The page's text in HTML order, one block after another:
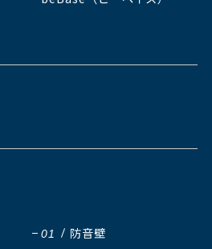
01 防音壁